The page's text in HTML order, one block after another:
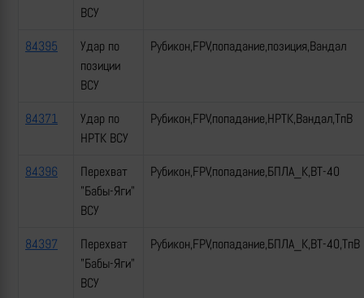
ВСУ
84395
Удар по
позиции
ВСУ
Рубикон,FPV,попадание,позиция,Вандал
84371
Удар по
НРТК ВСУ
Рубикон,FPV,попадание,НРТК,Вандал,ТпВ
84396
Перехват
"Бабы-Яги"
ВСУ
Рубикон,FPV,попадание,БПЛА_К,ВТ-40
84397
Перехват
"Бабы-Яги"
ВСУ
Рубикон,FPV,попадание,БПЛА_К,ВТ-40,ТпВ